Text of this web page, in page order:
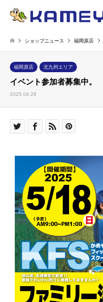
ショップニュース 福岡原店
福岡原店 北九州エリア
イベント参加者募集中。
2025.04.28